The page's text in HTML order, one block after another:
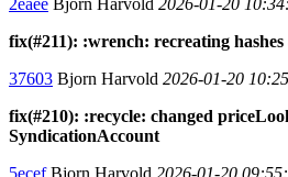
fix(#211): :wrench: recreating
37603 Bjorn Harvold 2026-01-20
fix(#210): :recycle: changed
SyndicationAccount
5ecefBjorn Harvold 2026-01-20